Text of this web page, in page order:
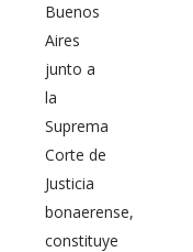
Buenos
Aires
junto a
la
Suprema
Corte de
Justicia
bonaerense,
constituye